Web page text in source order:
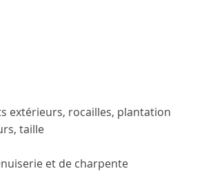
extérieurs, rocailles, plantation
taille
et de charpente